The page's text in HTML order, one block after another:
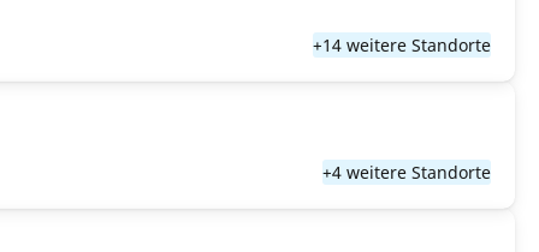
+14 weitere Standorte
+4 weitere Standorte